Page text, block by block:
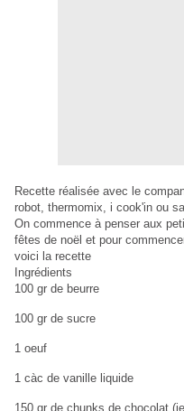
Recette réalisée avec le
robot, thermomix, i cook'in ou
On commence à penser aux
fêtes de noël et pour
voici la recette
Ingrédients
100 gr de beurre
100 gr de sucre
1 oeuf
1 càc de vanille liquide
150 gr de chunks de chocolat